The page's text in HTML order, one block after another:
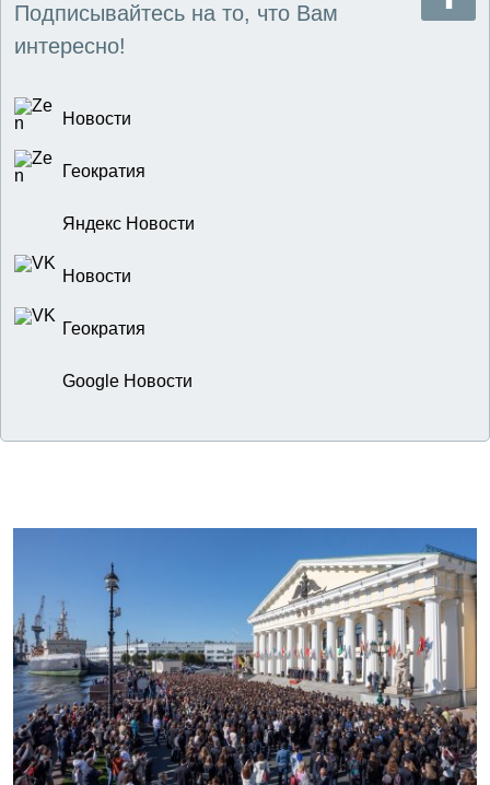
Подписывайтесь на то, что Вам
интересно!
Новости
Геократия
Яндекс Новости
Новости
Геократия
Google Новости